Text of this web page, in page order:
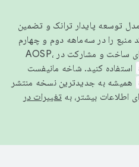
با مدل توسعه پایدار ترانک و تضمین
منبع را در سه‌ماهه دوم و چهارم
استفاده کنید. شاخه مانیفست
همیشه به جدیدترین نسخه منتشر
تغییرات در